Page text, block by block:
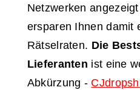
Netzwerken
ersparen Ihnen damit
Rätselraten. Die
Lieferanten ist eine
Abkürzung -